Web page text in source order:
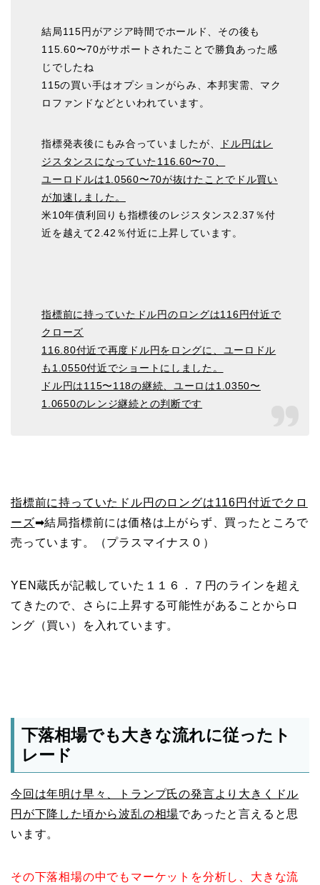
結局115円がアジア時間でホールド、その後も
115.60〜70がサポートされたことで勝負あった感
じでしたね
115の買い手はオプションがらみ、本邦実需、マク
ロファンドなどといわれています。
指標発表後にもみ合っていましたが、
ドル円はレ
ジスタンスになっていた116.60〜70、
ユーロドルは1.0560〜70が抜けたことでドル買い
が加速しました。
米10年債利回りも指標後のレジスタンス2.37％付
近を越えて2.42％付近に上昇しています。
指標前に持っていたドル円のロングは116円付近で
クローズ
116.80付近で再度ドル円をロングに、ユーロドル
も1.0550付近でショートにしました。
ドル円は115〜118の継続、ユーロは1.0350〜
1.0650のレンジ継続との判断です
指標前に持っていたドル円のロングは116円付近でクロ
ーズ➡︎結局指標前には価格は上がらず、買ったところで
売っています。（プラスマイナス０）
YEN蔵氏が記載していた１１６．７円のラインを超え
てきたので、さらに上昇する可能性があることからロ
ング（買い）を入れています。
下落相場でも大きな流れに従ったト
レード
今回は年明け早々、トランプ氏の発言より大きくドル
円が下降した頃から波乱の相場であったと言えると思
います。
その下落相場の中でもマーケットを分析し、大きな流